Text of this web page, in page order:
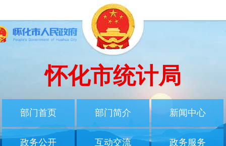
怀化市统计局
部门首页 部门简介 新闻中心
政务公开 互动交流 政务服务